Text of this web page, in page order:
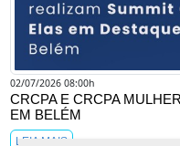
02/07/2026 08:00h
CRCPA E CRCPA
EM BELÉM
LEIA MAIS